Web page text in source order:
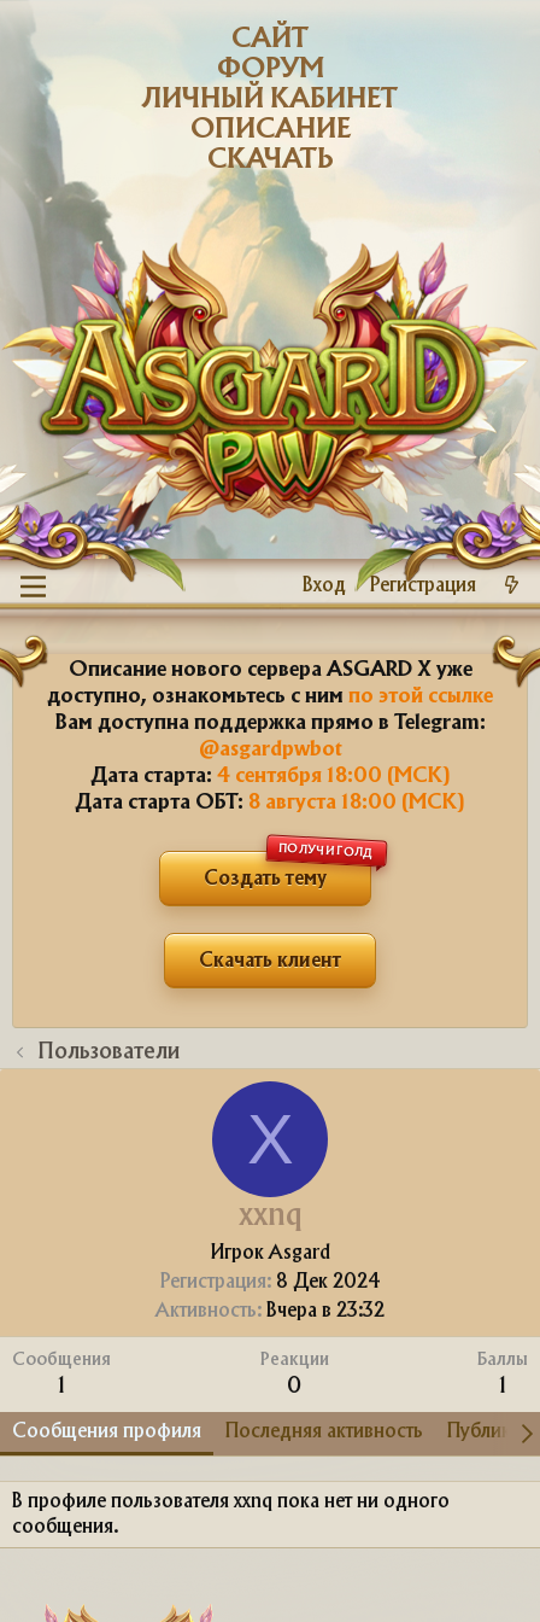
САЙТ
ФОРУМ
ЛИЧНЫЙ КАБИНЕТ
ОПИСАНИЕ
СКАЧАТЬ
Вход Регистрация
Описание нового сервера ASGARD X уже
доступно, ознакомьтесь с ним по этой ссылке
Вам доступна поддержка прямо в Telegram:
@asgardpwbot
Дата старта: 4 сентября 18:00 (МСК)
Дата старта ОБТ: 8 августа 18:00 (МСК)
Создать тему
ПОЛУЧИ ГОЛД
Скачать клиент
Пользователи
X
xxnq
Игрок Asgard
Регистрация
8 Дек 2024
Активность Вчера в 23:32
Сообщения
1
Реакции
0
Баллы
1
Сообщения профиля Последняя активность
В профиле пользователя xxnq пока нет ни одного
сообщения.